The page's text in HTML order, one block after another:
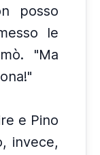
posso
le
"Ma
e Pino
invece,